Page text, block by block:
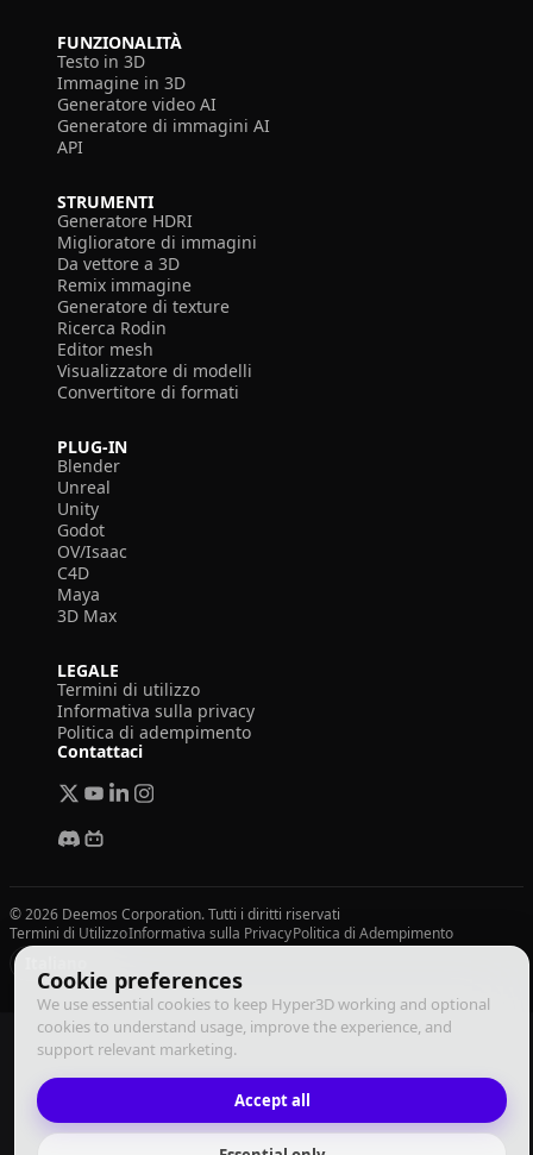
Cookie preferences
We use essential cookies to keep Hyper3D working and optional
cookies to understand usage, improve the experience, and
support relevant marketing.
Accept all
FUNZIONALITÀ
Testo in 3D
Immagine in 3D
Generatore video AI
Generatore di immagini AI
API
STRUMENTI
Generatore HDRI
Miglioratore di immagini
Da vettore a 3D
Remix immagine
Generatore di texture
Ricerca Rodin
Editor mesh
Visualizzatore di modelli
Convertitore di formati
PLUG-IN
Blender
Unreal
Unity
Godot
OV/Isaac
C4D
Maya
3D Max
LEGALE
Termini di utilizzo
Informativa sulla privacy
Politica di adempimento
Contattaci
© 2026 Deemos Corporation. Tutti i diritti riservati
Termini di UtilizzoInformativa sulla PrivacyPolitica di Adempimento